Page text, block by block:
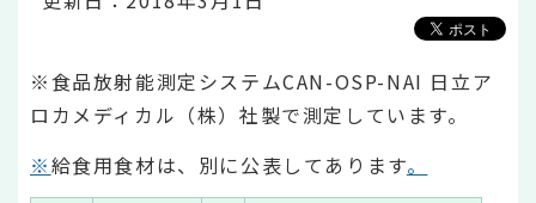
※食品放射能測定システムCAN-OSP-NAI 日立ア
ロカメディカル（株）社製で測定しています。
※給食用食材は、別に公表してあります。